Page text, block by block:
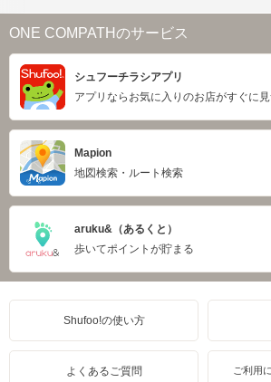
ONE COMPATHのサービス
シュフーチラシアプリ
アプリならお気に入りのお店がすぐに見
Mapion
地図検索・ルート検索
aruku&（あるくと）
歩いてポイントが貯まる
Shufoo!の使い方
よくあるご質問 ご利用